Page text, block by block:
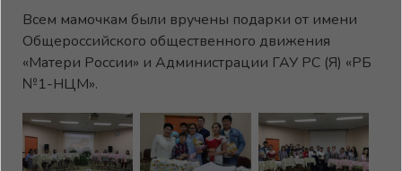
Всем мамочкам были вручены подарки от имени
Общероссийского общественного движения
«Матери России» и Администрации ГАУ РС (Я) «РБ
№1-НЦМ».